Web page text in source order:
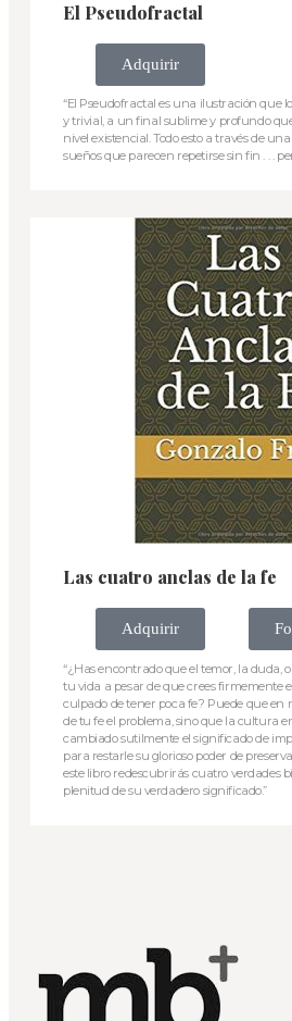
El Pseudofractal
Adquirir
“El Pseudofractal es una ilustración que
y trivial, a un final sublime y profundo
nivel existencial. Todo esto a través de
sueños que parecen repetirse sin fin . . .
Las cuatro anclas de la fe
Adquirir
“¿Has encontrado que el temor, la duda,
tu vida a pesar de que crees firmemente
culpado de tener poca fe? Puede que en
de tu fe el problema, sino que la cultura
cambiado sutilmente el significado de
para restarle su glorioso poder de
este libro redescubrirás cuatro verdades
plenitud de su verdadero significado.”